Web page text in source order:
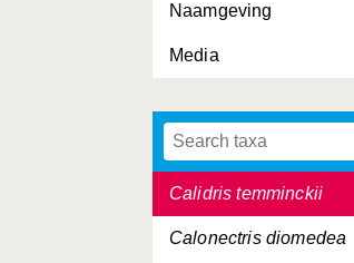
Naamgeving
Media
Calidris canutus
Calidris ferruginea
Calidris minuta
Calidris temminckii
Calonectris diomedea